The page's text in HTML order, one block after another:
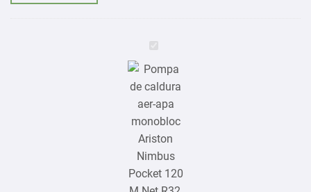
Pompa
de
caldura
apa
monobloc
Ariston
Nimbus
Pocket